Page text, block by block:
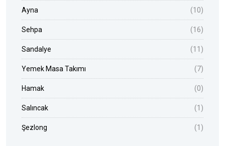
Ayna (10)
Sehpa (16)
Sandalye (11)
Yemek Masa Takımı (7)
Hamak (0)
Salıncak (1)
Şezlong (1)